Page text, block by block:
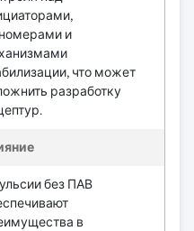
и
что может
разработку
без ПАВ
в